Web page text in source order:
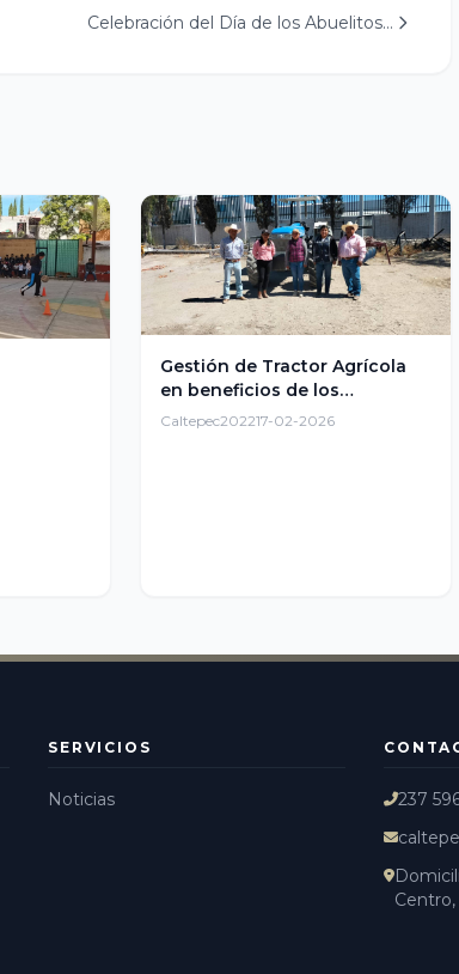
Celebración del Día de los Abuelitos…
Gestión de Tractor Agrícola
en beneficios de los…
Caltepec202217-02-2026
SERVICIOS
Noticias
237
Centro,